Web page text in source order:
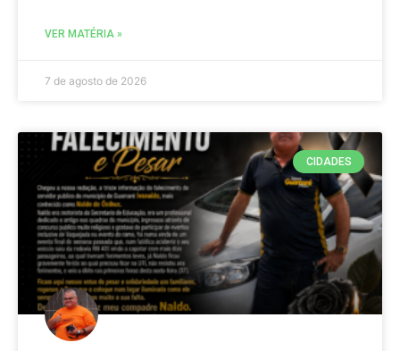
VER MATÉRIA »
7 de agosto de 2026
CIDADES